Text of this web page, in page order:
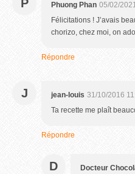
P Phuong Phan 05/02/
Félicitations ! J’avais
chorizo, chez moi, on
Répondre
J jean-louis 31/10/2016
Ta recette me plaît
Répondre
D Docteur